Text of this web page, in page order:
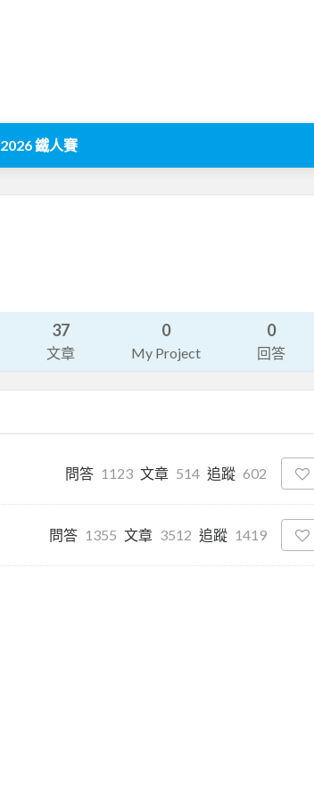
2026 鐵人賽
37
文章
0
My Project
0
回答
問答 1123 文章 514 追蹤 602
問答 1355 文章 3512 追蹤 1419